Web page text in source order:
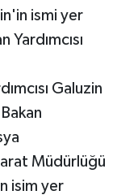
ismi yer
Galuzin
Müdürlüğü
isim yer